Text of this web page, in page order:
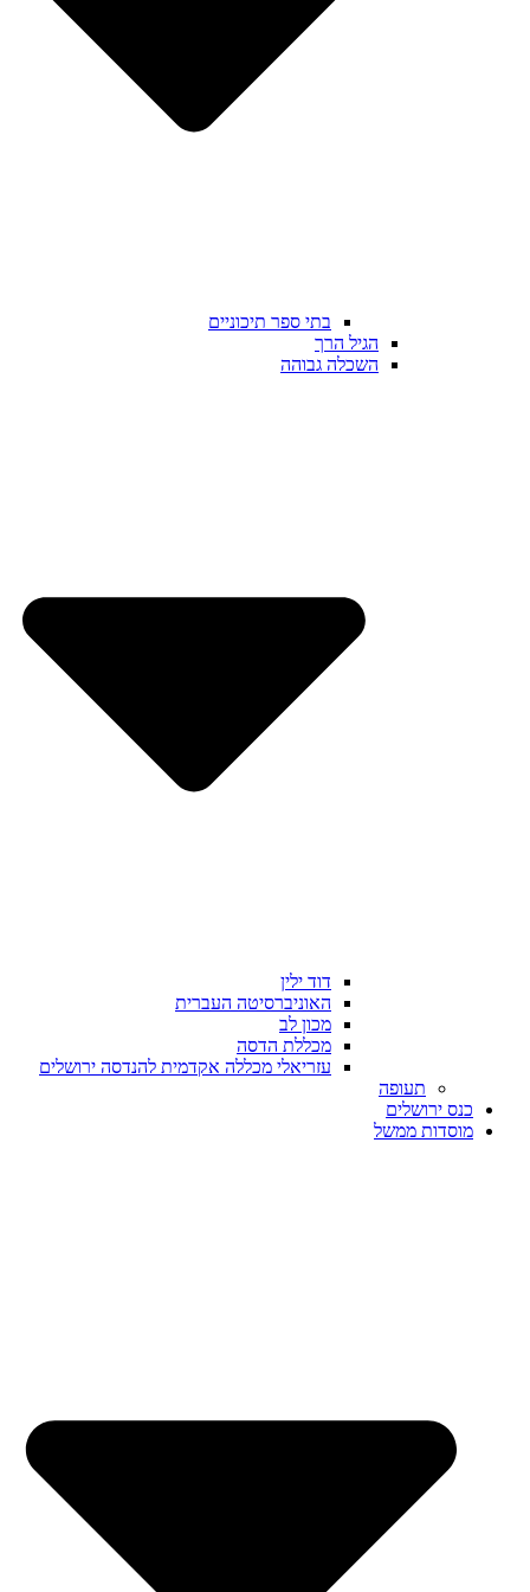
בתי ספר תיכוניים
הגיל הרך
השכלה גבוהה
דוד ילין
האוניברסיטה העברית
מכון לב
מכללת הדסה
עזריאלי מכללה אקדמית להנדסה ירושלים
תעופה
כנס ירושלים
מוסדות ממשל